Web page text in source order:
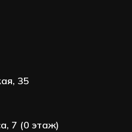
35
7 (0 этаж)